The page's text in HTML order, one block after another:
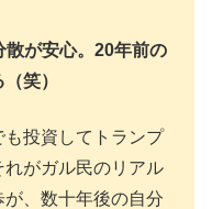
が安心。20年前の
笑）
も投資してトランプ
がガル民のリアル
、数十年後の自分